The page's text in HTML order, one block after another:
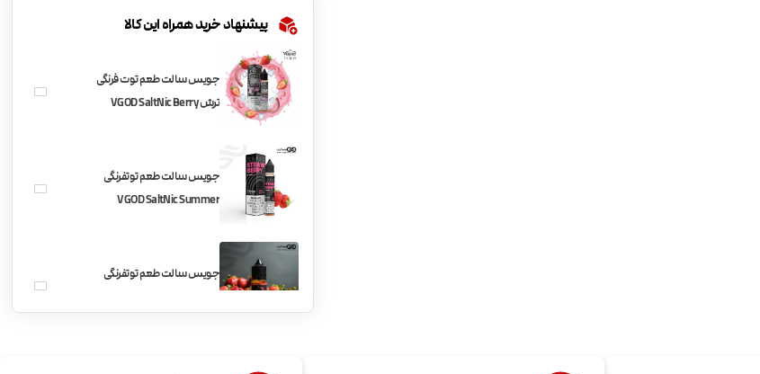
پیشنهاد خرید همراه این کالا
جویس سالت طعم توت فرنگی
ترش VGOD SaltNic Berry
جویس سالت طعم توتفرنگی
VGOD SaltNic Summer
جویس سالت طعم توتفرنگی